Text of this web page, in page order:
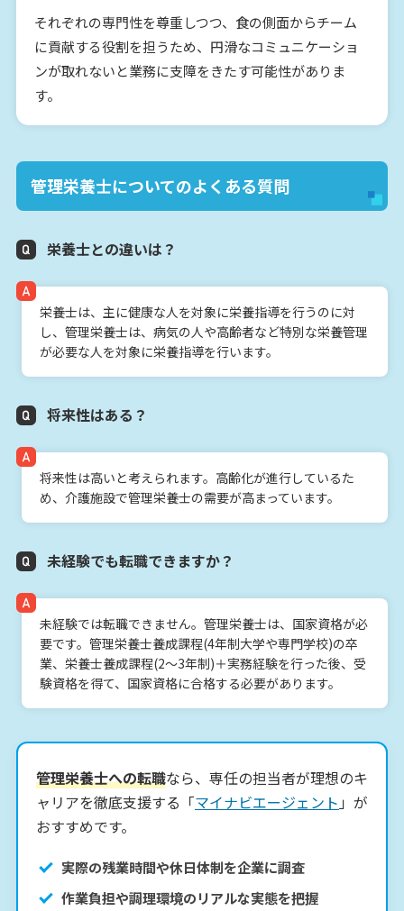
それぞれの専門性を尊重しつつ、食の側面からチーム
に貢献する役割を担うため、円滑なコミュニケーショ
ンが取れないと業務に支障をきたす可能性がありま
す。
管理栄養士についてのよくある質問
栄養士との違いは？
栄養士は、主に健康な人を対象に栄養指導を行うのに対
し、管理栄養士は、病気の人や高齢者など特別な栄養管理
が必要な人を対象に栄養指導を行います。
将来性はある？
将来性は高いと考えられます。高齢化が進行しているた
め、介護施設で管理栄養士の需要が高まっています。
未経験でも転職できますか？
未経験では転職できません。管理栄養士は、国家資格が必
要です。管理栄養士養成課程(4年制大学や専門学校)の卒
業、栄養士養成課程(2～3年制)＋実務経験を行った後、受
験資格を得て、国家資格に合格する必要があります。
管理栄養士への転職なら、専任の担当者が理想のキ
ャリアを徹底支援する「マイナビエージェント 」が
おすすめです。
実際の残業時間や休日体制を企業に調査
作業負担や調理環境のリアルな実態を把握